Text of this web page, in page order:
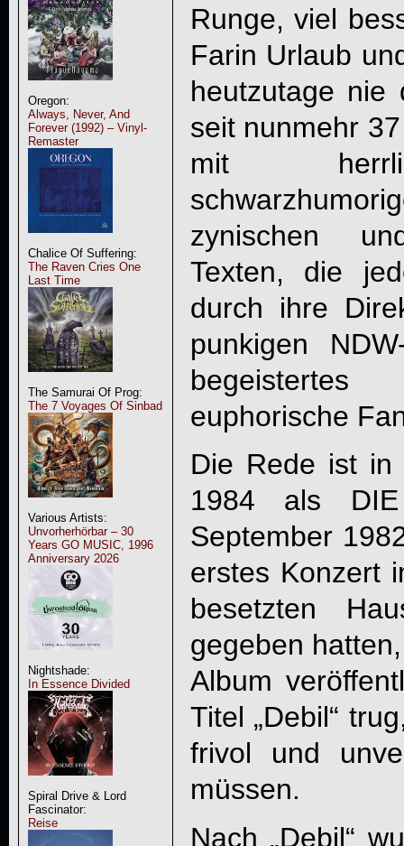
Oregon:
Always, Never, And
Forever (1992) – Vinyl-
Remaster
Chalice Of Suffering:
The Raven Cries One
Last Time
The Samurai Of Prog:
The 7 Voyages Of Sinbad
Various Artists:
Unvorherhörbar – 30
Years GO MUSIC, 1996
Anniversary 2026
Nightshade:
In Essence Divided
Spiral Drive & Lord
Fascinator:
Reise
Runge, viel
Farin Urlaub
heutzutage nie
seit nunmehr
mit
zynischen
Texten, die
durch ihre
punkigen
euphorische
Die Rede ist in
1984 als
September
erstes Konzert
besetzten
gegeben
Album
Titel „Debil“
frivol und
müssen.
Nach „Debil“